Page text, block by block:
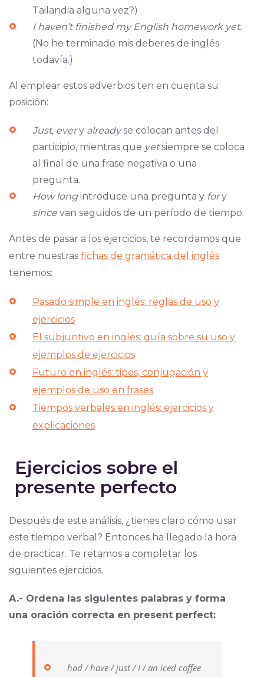
Tailandia alguna vez?)
I haven’t finished my English homework yet.
(No he terminado mis deberes de inglés
todavía.)
Al emplear estos adverbios ten en cuenta su
posición:
Just, every alreadyse colocan antes del
participio, mientras que yetsiempre se coloca
al final de una frase negativa o una
pregunta.
How longintroduce una pregunta y fory
sincevan seguidos de un período de tiempo.
Antes de pasar a los ejercicios, te recordamos que
entre nuestras fichas de gramática del inglés
tenemos:
Pasado simple en inglés: reglas de uso y
ejercicios
El subjuntivo en inglés: guía sobre su uso y
ejemplos de ejercicios
Futuro en inglés: tipos, conjugación y
ejemplos de uso en frases
Tiempos verbales en inglés: ejercicios y
explicaciones
Ejercicios sobre el
presente perfecto
Después de este análisis, ¿tienes claro cómo usar
este tiempo verbal? Entonces ha llegado la hora
de practicar. Te retamos a completar los
siguientes ejercicios.
A.- Ordena las siguientes palabras y forma
una oración correcta en present perfect:
had / have / just / I / an iced coffee